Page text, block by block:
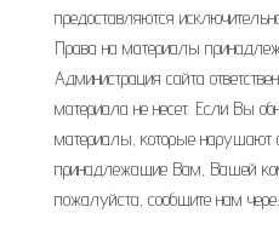
предоставляются
Права на материалы
Администрация сайта
материала не несет. Если Вы
материалы, которые нарушают
принадлежащие Вам, Вашей
пожалуйста, сообщите нам